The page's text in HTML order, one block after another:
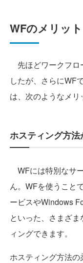
WFのメリット
先ほどワークフロ
したが、さらにWF
は、次のようなメリ
ホスティング方法
WFには特別なサ
ん。WFを使うこと
ービスやWindows
といった、さまざ
ィングできます。
ホスティング方法の